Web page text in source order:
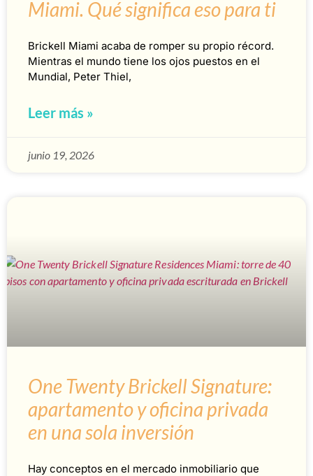
Miami. Qué significa eso para ti
Brickell Miami acaba de romper su propio récord.
Mientras el mundo tiene los ojos puestos en el
Mundial, Peter Thiel,
Leer más »
junio 19, 2026
One Twenty Brickell Signature:
apartamento y oficina privada
en una sola inversión
Hay conceptos en el mercado inmobiliario que